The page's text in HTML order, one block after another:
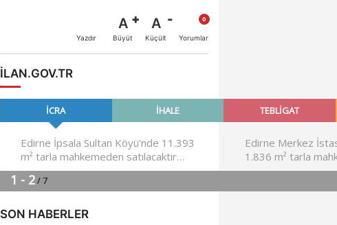
Yazdır
A
Büyüt
A
Küçült Yorumlar
ILAN.GOV.TR
SON HABERLER